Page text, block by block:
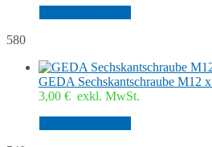
580
GEDA Sechskantschraube M12
3,00 € exkl. MwSt.